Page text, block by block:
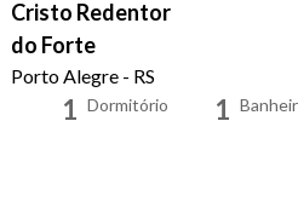
Cristo Redentor
do Forte
Porto Alegre - RS
1 Dormitório 1